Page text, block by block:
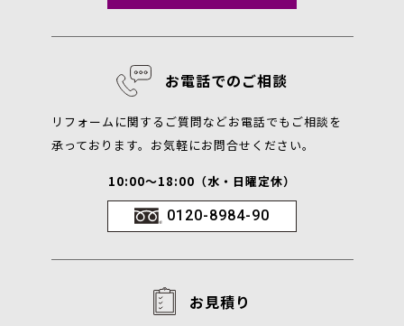
お電話でのご相談
リフォームに関するご質問などお電話でもご相談を
承っております。お気軽にお問合せください。
10:00～18:00（水・日曜定休）
0120-8984-90
お見積り